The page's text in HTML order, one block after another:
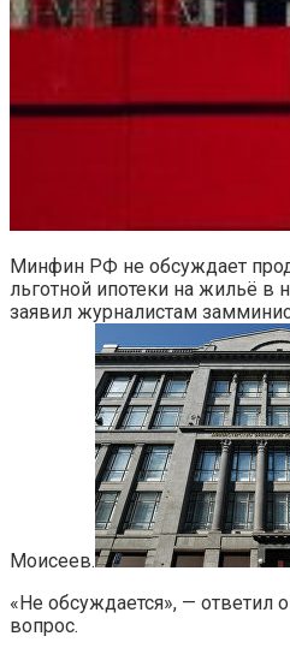
Минфин РФ не обсуждает
льготной ипотеки на жильё в
заявил журналистам
Моисеев.
«Не обсуждается», — ответил
вопрос.